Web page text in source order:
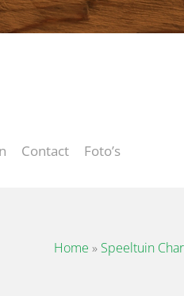
Contact Foto’s
Home » Speeltuin